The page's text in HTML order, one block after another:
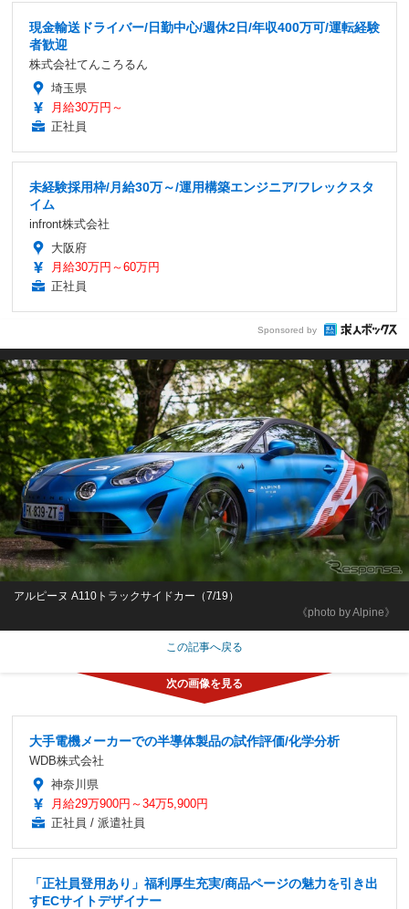
現金輸送ドライバー/日勤中心/週休2日/年収400万可/運転経験
者歓迎
株式会社てんころるん
埼玉県
月給30万円～
正社員
未経験採用枠/月給30万～/運用構築エンジニア/フレックスタ
イム
infront株式会社
大阪府
月給30万円～60万円
正社員
Sponsored by
《photo by Alpine》
アルピーヌ A110トラックサイドカー（7/19）
この記事へ戻る
大手電機メーカーでの半導体製品の試作評価/化学分析
WDB株式会社
神奈川県
月給29万900円～34万5,900円
正社員 / 派遣社員
「正社員登用あり」福利厚生充実/商品ページの魅力を引き出
すECサイトデザイナー